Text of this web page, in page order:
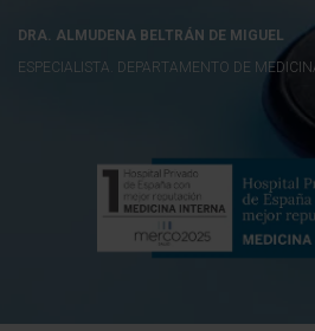
DRA. ALMUDENA BELTRÁN DE MIGUEL
ESPECIALISTA. DEPARTAMENTO DE